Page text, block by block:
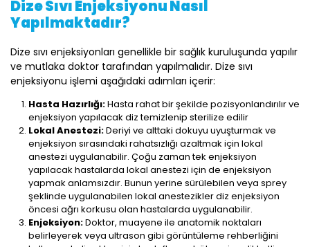
Dize Sıvı Enjeksiyonu Nasıl
Yapılmaktadır?
Dize sıvı enjeksiyonları genellikle bir sağlık kuruluşunda yapılır
ve mutlaka doktor tarafından yapılmalıdır. Dize sıvı
enjeksiyonu işlemi aşağıdaki adımları içerir:
Hasta Hazırlığı:Hasta rahat bir şekilde pozisyonlandırılır ve
enjeksiyon yapılacak diz temizlenip sterilize edilir
Lokal Anestezi:Deriyi ve alttaki dokuyu uyuşturmak ve
enjeksiyon sırasındaki rahatsızlığı azaltmak için lokal
anestezi uygulanabilir. Çoğu zaman tek enjeksiyon
yapılacak hastalarda lokal anestezi için de enjeksiyon
yapmak anlamsızdır. Bunun yerine sürülebilen veya sprey
şeklinde uygulanabilen lokal anestezikler diz enjeksiyon
öncesi ağrı korkusu olan hastalarda uygulanabilir.
Enjeksiyon:Doktor, muayene ile anatomik noktaları
belirleyerek veya ultrason gibi görüntüleme rehberliğini